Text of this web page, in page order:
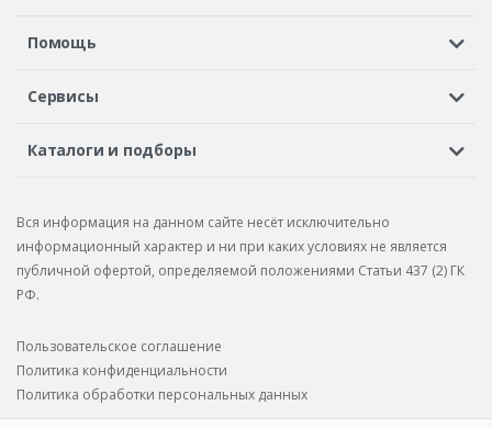
Регистрация или вход
Помощь
Шины в кредит
Сервисы
Автосервисы
Бонусная программа
Рекламации по услугам
Каталоги и подборы
Подбор запчастей
Каталог запчастей
Вся информация на данном сайте несёт исключительно
информационный характер и ни при каких условиях не является
публичной офертой, определяемой положениями Статьи 437 (2) ГК
РФ.
Пользовательское соглашение
Политика конфиденциальности
Политика обработки персональных данных